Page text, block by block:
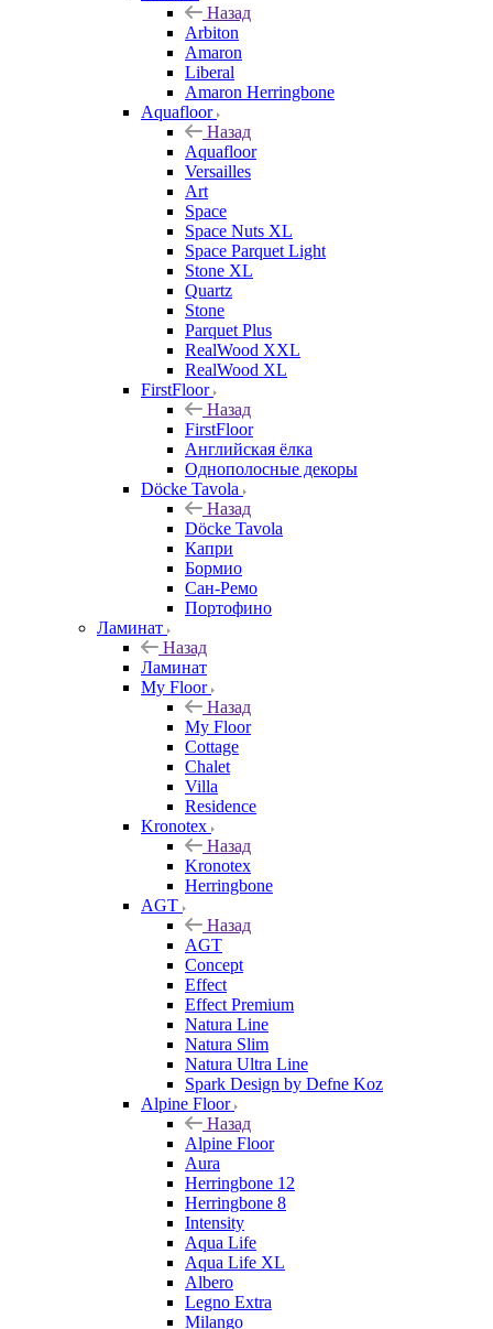
Назад
Arbiton
Amaron
Liberal
Amaron Herringbone
Aquafloor
Назад
Aquafloor
Versailles
Art
Space
Space Nuts XL
Space Parquet Light
Stone XL
Quartz
Stone
Parquet Plus
RealWood XXL
RealWood XL
FirstFloor
Назад
FirstFloor
Английская ёлка
Однополосные декоры
Döcke Tavola
Назад
Döcke Tavola
Капри
Бормио
Сан-Ремо
Портофино
Ламинат
Назад
Ламинат
My Floor
Назад
My Floor
Cottage
Chalet
Villa
Residence
Kronotex
Назад
Kronotex
Herringbone
AGT
Назад
AGT
Concept
Effect
Effect Premium
Natura Line
Natura Slim
Natura Ultra Line
Spark Design by Defne Koz
Alpine Floor
Назад
Alpine Floor
Aura
Herringbone 12
Herringbone 8
Intensity
Aqua Life
Aqua Life XL
Albero
Legno Extra
Milango